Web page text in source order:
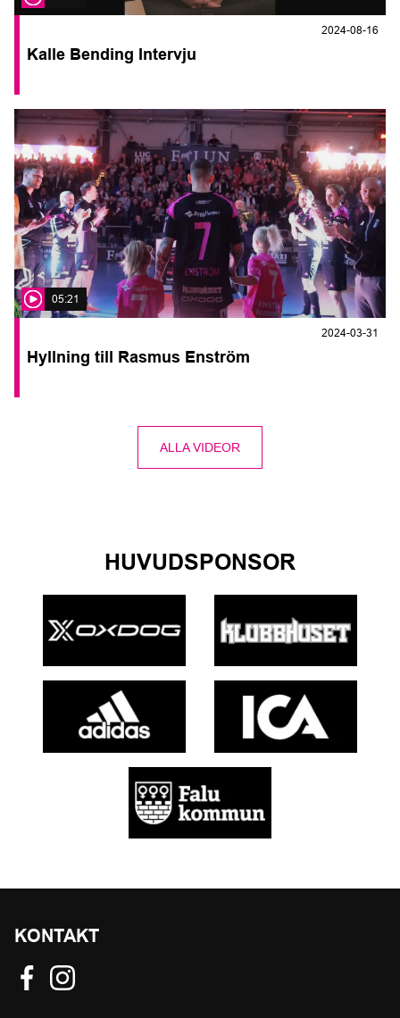
2024-08-16
Kalle Bending Intervju
05:21
2024-03-31
Hyllning till Rasmus Enström
ALLA VIDEOR
HUVUDSPONSOR
KONTAKT